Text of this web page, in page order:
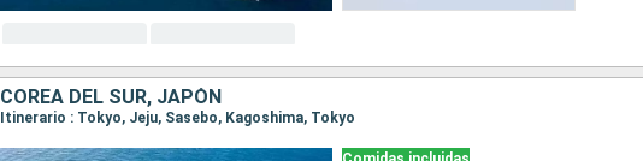
COREA DEL SUR, JAPÓN
Itinerario : Tokyo, Jeju, Sasebo, Kagoshima, Tokyo